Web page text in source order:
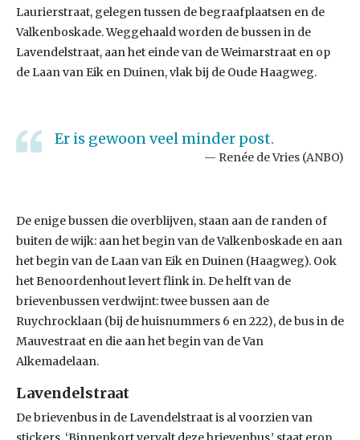
Laurierstraat, gelegen tussen de begraafplaatsen en de
Valkenboskade. Weggehaald worden de bussen in de
Lavendelstraat, aan het einde van de Weimarstraat en op
de Laan van Eik en Duinen, vlak bij de Oude Haagweg.
Er is gewoon veel minder post.
Renée de Vries (ANBO)
De enige bussen die overblijven, staan aan de randen of
buiten de wijk: aan het begin van de Valkenboskade en aan
het begin van de Laan van Eik en Duinen (Haagweg). Ook
het Benoordenhout levert flink in. De helft van de
brievenbussen verdwijnt: twee bussen aan de
Ruychrocklaan (bij de huisnummers 6 en 222), de bus in de
Mauvestraat en die aan het begin van de Van
Alkemadelaan.
Lavendelstraat
De brievenbus in de Lavendelstraat is al voorzien van